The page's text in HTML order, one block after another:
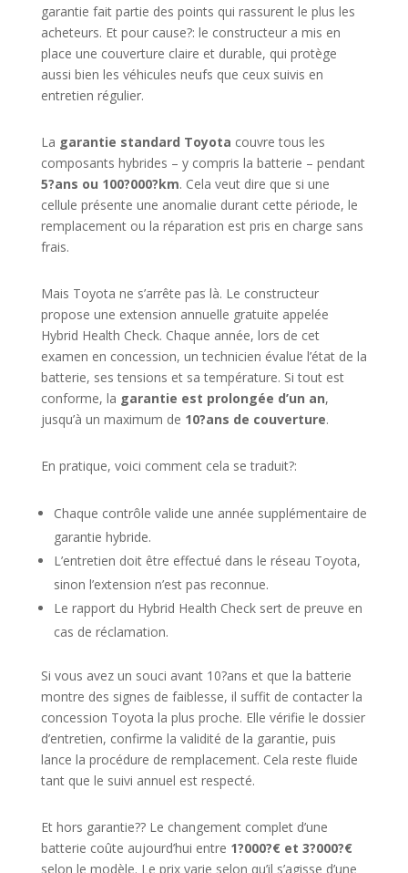
garantie fait partie des points qui rassurent le plus les
acheteurs. Et pour cause?: le constructeur a mis en
place une couverture claire et durable, qui protège
aussi bien les véhicules neufs que ceux suivis en
entretien régulier.
La garantie standard Toyota couvre tous les
composants hybrides – y compris la batterie – pendant
5?ans ou 100?000?km. Cela veut dire que si une
cellule présente une anomalie durant cette période, le
remplacement ou la réparation est pris en charge sans
frais.
Mais Toyota ne s’arrête pas là. Le constructeur
propose une extension annuelle gratuite appelée
Hybrid Health Check. Chaque année, lors de cet
examen en concession, un technicien évalue l’état de la
batterie, ses tensions et sa température. Si tout est
conforme, la garantie est prolongée d’un an,
jusqu’à un maximum de 10?ans de couverture.
En pratique, voici comment cela se traduit?:
Chaque contrôle valide une année supplémentaire de
garantie hybride.
L’entretien doit être effectué dans le réseau Toyota,
sinon l’extension n’est pas reconnue.
Le rapport du Hybrid Health Check sert de preuve en
cas de réclamation.
Si vous avez un souci avant 10?ans et que la batterie
montre des signes de faiblesse, il suffit de contacter la
concession Toyota la plus proche. Elle vérifie le dossier
d’entretien, confirme la validité de la garantie, puis
lance la procédure de remplacement. Cela reste fluide
tant que le suivi annuel est respecté.
Et hors garantie?? Le changement complet d’une
batterie coûte aujourd’hui entre 1?000?€ et 3?000?€
selon le modèle. Le prix varie selon qu’il s’agisse d’une